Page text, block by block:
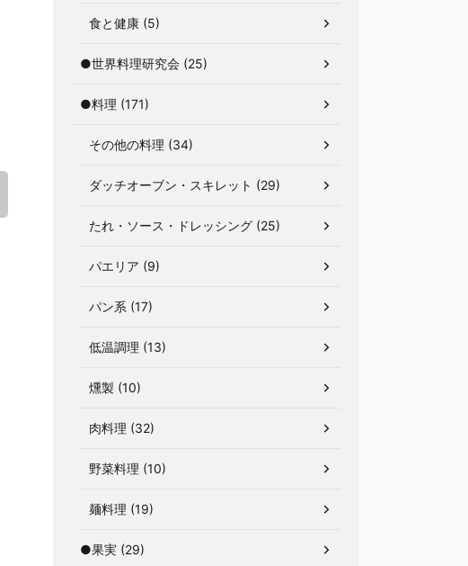
食と健康 (5)
●世界料理研究会 (25)
●料理 (171)
その他の料理 (34)
ダッチオーブン・スキレット (29)
たれ・ソース・ドレッシング (25)
パエリア (9)
パン系 (17)
低温調理 (13)
燻製 (10)
肉料理 (32)
野菜料理 (10)
麺料理 (19)
●果実 (29)